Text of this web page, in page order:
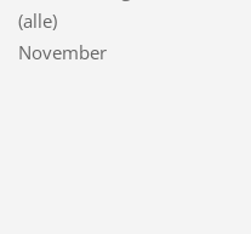
November